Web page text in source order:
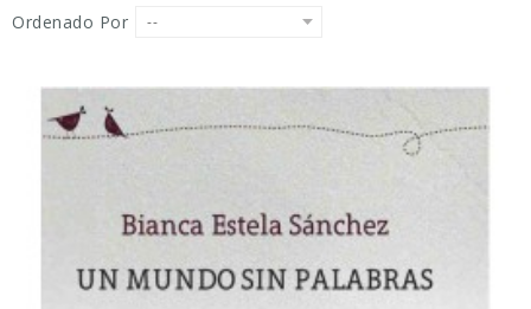
Ordenado Por --